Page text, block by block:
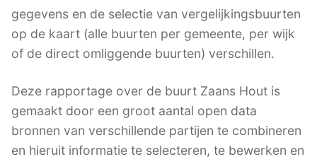
gegevens en de selectie van vergelijkingsbuurten
op de kaart (alle buurten per gemeente, per wijk
of de direct omliggende buurten) verschillen.
Deze rapportage over de buurt Zaans Hout is
gemaakt door een groot aantal open data
bronnen van verschillende partijen te combineren
en hieruit informatie te selecteren, te bewerken en